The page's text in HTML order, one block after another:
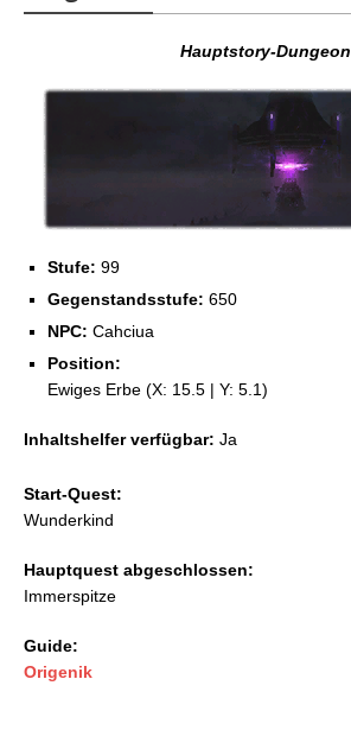
Hauptstory-Dungeon
Stufe: 99
Gegenstandsstufe: 650
NPC: Cahciua
Position:
Ewiges Erbe (X: 15.5 | Y: 5.1)
Inhaltshelfer verfügbar: Ja
Start-Quest:
Wunderkind
Hauptquest abgeschlossen:
Immerspitze
Guide:
Origenik